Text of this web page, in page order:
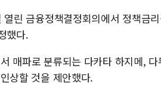
열린 금융정책결정회의에서 정책금
했다.
매파로 분류되는 다카타 하지메,
상할 것을 제안했다.